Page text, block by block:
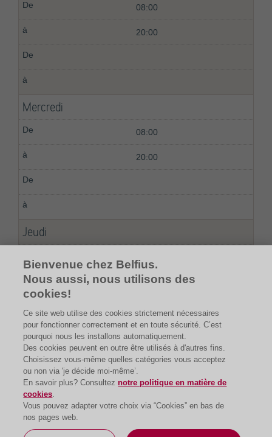
08:00
20:00
Mercredi
08:00
20:00
Jeudi
20:00
Bienvenue chez Belfius.
Nous aussi, nous utilisons des
cookies!
Ce site web utilise des cookies strictement nécessaires
pour fonctionner correctement et en toute sécurité. C’est
pourquoi nous les installons automatiquement.
Des cookies peuvent en outre être utilisés à d'autres fins.
Choisissez vous-même quelles catégories vous acceptez
ou non via 'je décide moi-même’.
En savoir plus? Consulteznotre politique en matière de
cookies.
Vous pouvez adapter votre choix via “Cookies” en bas de
nos pages web.